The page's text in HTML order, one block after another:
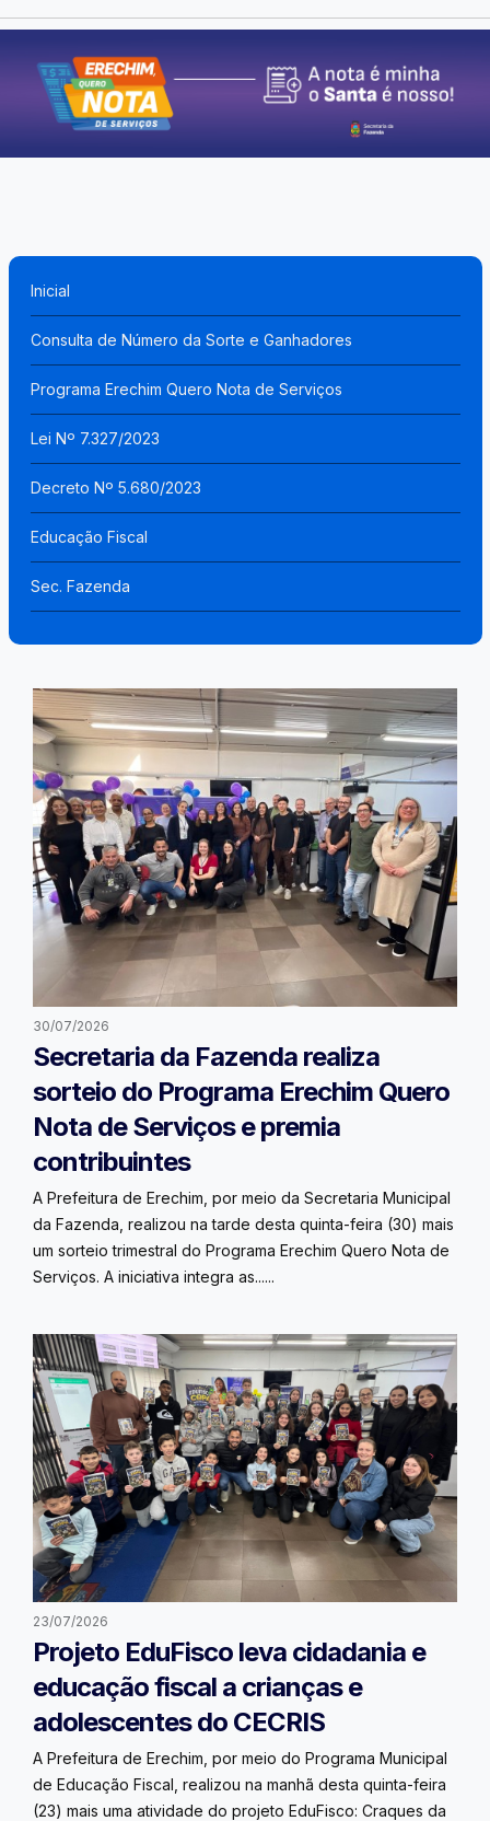
Inicial
Consulta de Número da Sorte e Ganhadores
Programa Erechim Quero Nota de Serviços
Lei Nº 7.327/2023
Decreto Nº 5.680/2023
Educação Fiscal
Sec. Fazenda
30/07/2026
Secretaria da Fazenda realiza
sorteio do Programa Erechim Quero
Nota de Serviços e premia
contribuintes
A Prefeitura de Erechim, por meio da Secretaria Municipal
da Fazenda, realizou na tarde desta quinta-feira (30) mais
um sorteio trimestral do Programa Erechim Quero Nota de
Serviços. A iniciativa integra as......
23/07/2026
Projeto EduFisco leva cidadania e
educação fiscal a crianças e
adolescentes do CECRIS
A Prefeitura de Erechim, por meio do Programa Municipal
de Educação Fiscal, realizou na manhã desta quinta-feira
(23) mais uma atividade do projeto EduFisco: Craques da